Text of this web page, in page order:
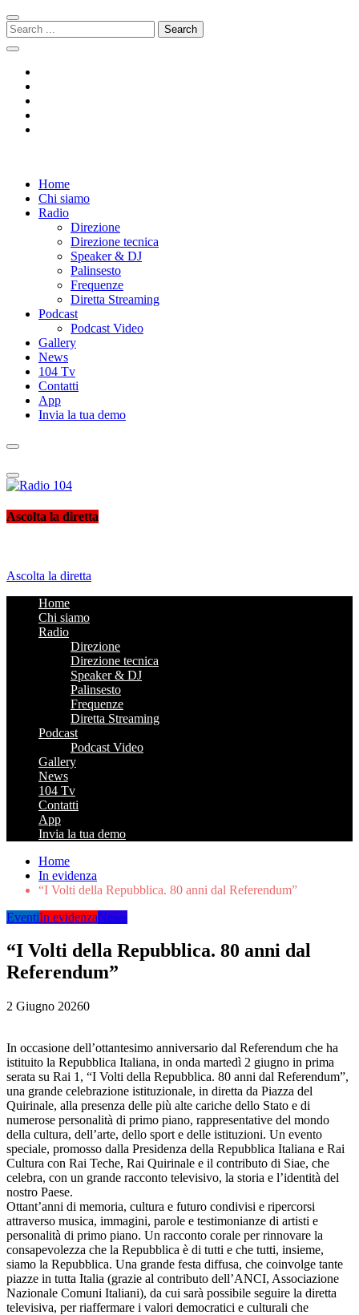
Skip
to
navigation
Skip
to
content
Search
for:
Radio 104
Like It !Home
Chi siamo
Radio
Direzione
Direzione tecnica
Speaker & DJ
Palinsesto
Frequenze
Diretta Streaming
Podcast
Podcast Video
Gallery
News
104 Tv
Contatti
App
Invia la tua demo
Radio 104
Like It !
Ascolta la diretta
Ascolta la diretta
Home
Chi siamo
Radio
Direzione
Direzione tecnica
Speaker & DJ
Palinsesto
Frequenze
Diretta Streaming
Podcast
Podcast Video
Gallery
News
104 Tv
Contatti
App
Invia la tua demo
Home
In evidenza
“I Volti della Repubblica. 80 anni dal Referendum”
EventiIn evidenzaNews
“I Volti della Repubblica. 80 anni dal
Referendum”
2 Giugno 20260
In occasione dell’ottantesimo anniversario dal Referendum che ha
istituito la Repubblica Italiana, in onda martedì 2 giugno in prima
serata su Rai 1, “I Volti della Repubblica. 80 anni dal Referendum”,
una grande celebrazione istituzionale, in diretta da Piazza del
Quirinale, alla presenza delle più alte cariche dello Stato e di
numerose personalità di primo piano, rappresentative del mondo
della cultura, dell’arte, dello sport e delle istituzioni. Un evento
speciale, promosso dalla Presidenza della Repubblica Italiana e Rai
Cultura con Rai Teche, Rai Quirinale e il contributo di Siae, che
celebra, con un grande racconto televisivo, la storia e l’identità del
nostro Paese.
Ottant’anni di memoria, cultura e futuro condivisi e ripercorsi
attraverso musica, immagini, parole e testimonianze di artisti e
personalità di primo piano. Un racconto corale per rinnovare la
consapevolezza che la Repubblica è di tutti e che tutti, insieme,
siamo la Repubblica. Una grande festa diffusa, che coinvolge tante
piazze in tutta Italia (grazie al contributo dell’ANCI, Associazione
Nazionale Comuni Italiani), da cui sarà possibile seguire la diretta
televisiva, per riaffermare i valori democratici e culturali che